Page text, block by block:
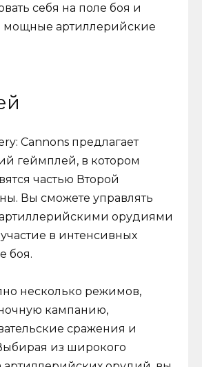
себя на поле боя и
мощные артиллерийские
Cannons предлагает
геймплей, в котором
частью Второй
Вы сможете управлять
орудиями
в интенсивных
боя.
несколько режимов,
кампанию,
сражения и
из широкого